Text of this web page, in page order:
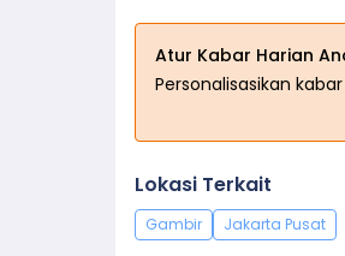
Atur Kabar Harian
Personalisasikan
Lokasi Terkait
Gambir Jakarta Pusat